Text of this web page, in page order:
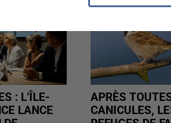
: L’ÎLE-
LANCE
APRÈS
CANICULES,